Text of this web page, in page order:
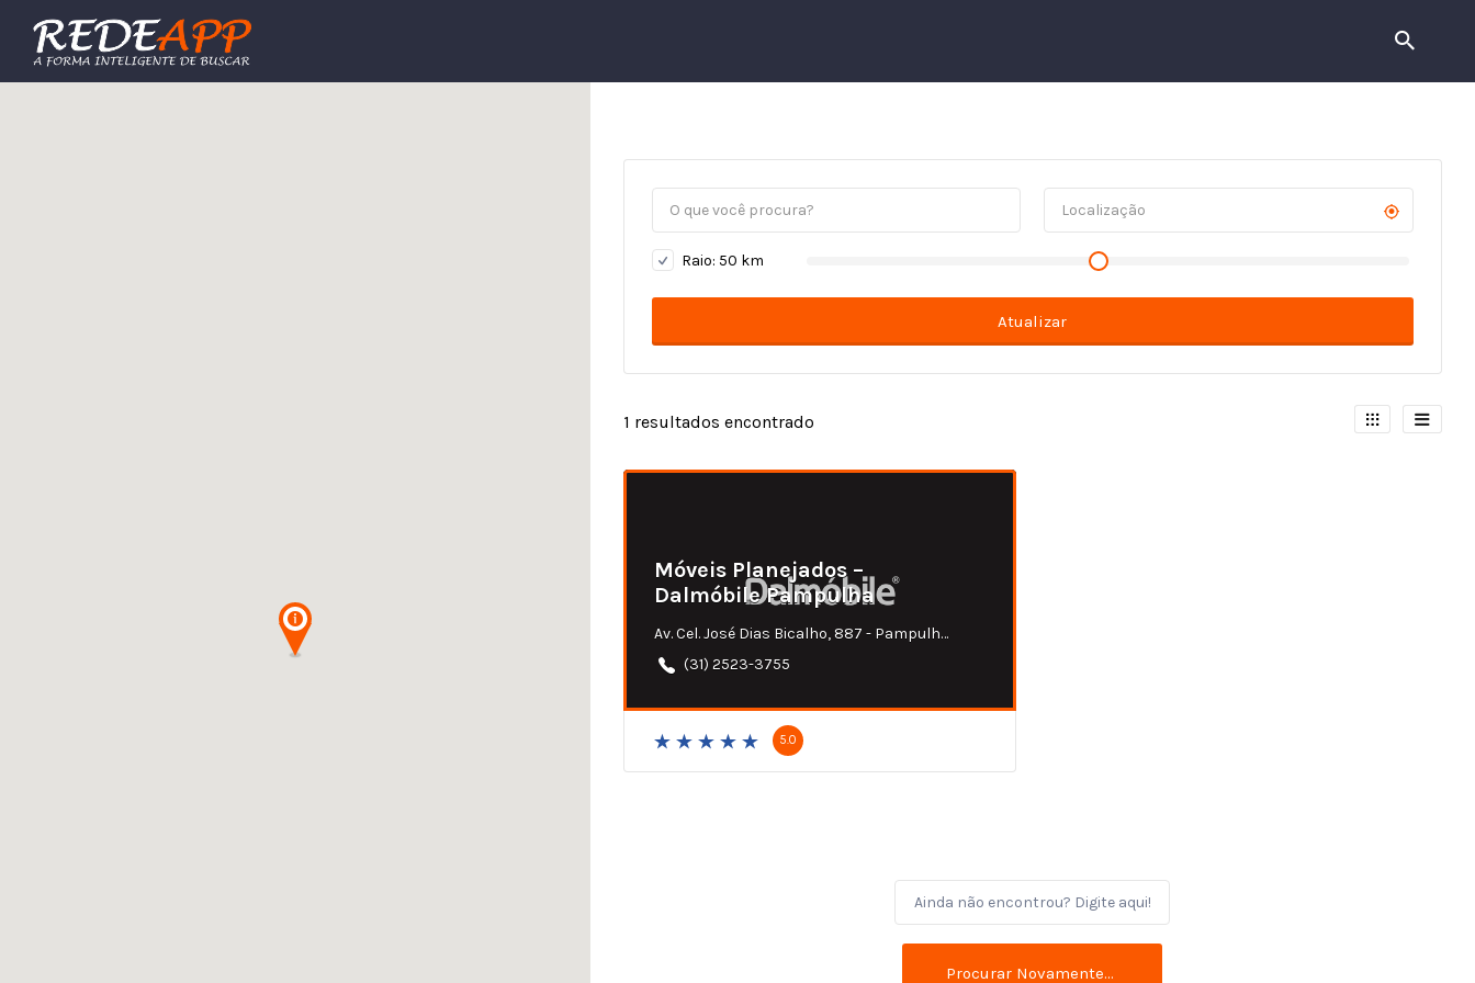
Procurar:
Raio: 50 km
Atualizar
1 resultados encontrado
Móveis Planejados –
Dalmóbile Pampulha
Av. Cel. José Dias Bicalho, 887 - Pampulha, Belo Horizonte - MG
(31) 2523-3755
5.0